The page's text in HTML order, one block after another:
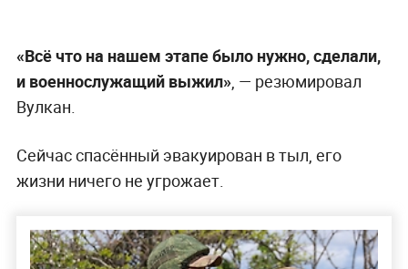
«Всё что на нашем этапе было нужно, сделали,
и военнослужащий выжил», — резюмировал
Вулкан.
Сейчас спасённый эвакуирован в тыл, его
жизни ничего не угрожает.